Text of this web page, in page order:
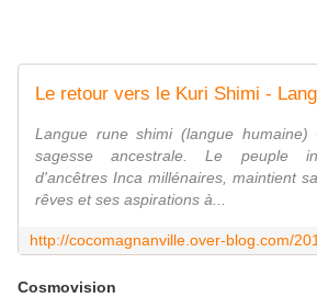
Langue rune shimi (langue
sagesse ancestrale. Le peuple
d'ancêtres Inca millénaires, maintient
rêves et ses aspirations à...
Cosmovision